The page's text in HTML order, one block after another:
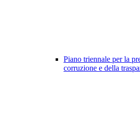
Piano triennale per la
corruzione e della